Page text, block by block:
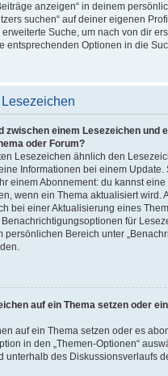
anzeigen“ in deinem
suchen“ auf deiner eigenen
Suche, um nach von dir
entsprechenden Optionen in die
zwischen einem Lesezeichen und
oder Forum?
Lesezeichen ähnlich den
Informationen bei einem Update.
einem Abonnement: du kannst eine
wenn ein Thema aktualisiert wird.
bei einer Aktualisierung eines
für
persönlichen Bereich unter
auf ein Thema setzen oder
auf ein Thema setzen oder es
in den „Themen-Optionen“
unterhalb des Diskussionsverlaufs